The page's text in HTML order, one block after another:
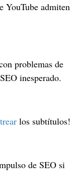
YouTube admiten
problemas de
inesperado.
los subtítulos!
de SEO si